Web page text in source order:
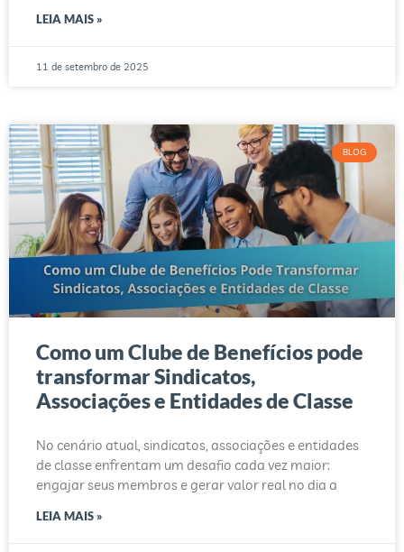
LEIA MAIS »
11 de setembro de 2025
BLOG
Como um Clube de Benefícios pode
transformar Sindicatos,
Associações e Entidades de Classe
No cenário atual, sindicatos, associações e entidades
de classe enfrentam um desafio cada vez maior:
engajar seus membros e gerar valor real no dia a
LEIA MAIS »